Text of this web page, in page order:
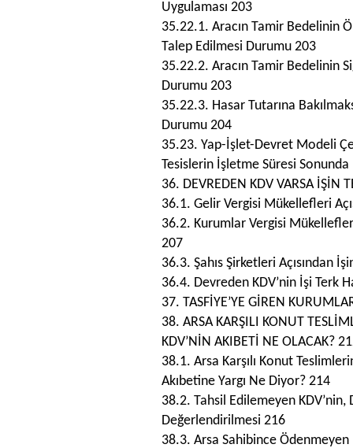
Uygulaması 203
35.22.1. Aracın Tamir Bedelinin
Talep Edilmesi Durumu 203
35.22.2. Aracın Tamir Bedelinin
Durumu 203
35.22.3. Hasar Tutarına
Durumu 204
35.23. Yap-İşlet-Devret Modeli
Tesislerin İşletme Süresi
36. DEVREDEN KDV VARSA İŞİN
36.1. Gelir Vergisi Mükellefleri
36.2. Kurumlar Vergisi Mükellefleri
207
36.3. Şahıs Şirketleri Açısından
36.4. Devreden KDV’nin İşi Terk
37. TASFİYE’YE GİREN
38. ARSA KARŞILI KONUT
KDV’NİN AKIBETİ NE OLACAK?
38.1. Arsa Karşılı Konut
Akıbetine Yargı Ne Diyor? 214
38.2. Tahsil Edilemeyen KDV’nin,
Değerlendirilmesi 216
38.3. Arsa Sahibince